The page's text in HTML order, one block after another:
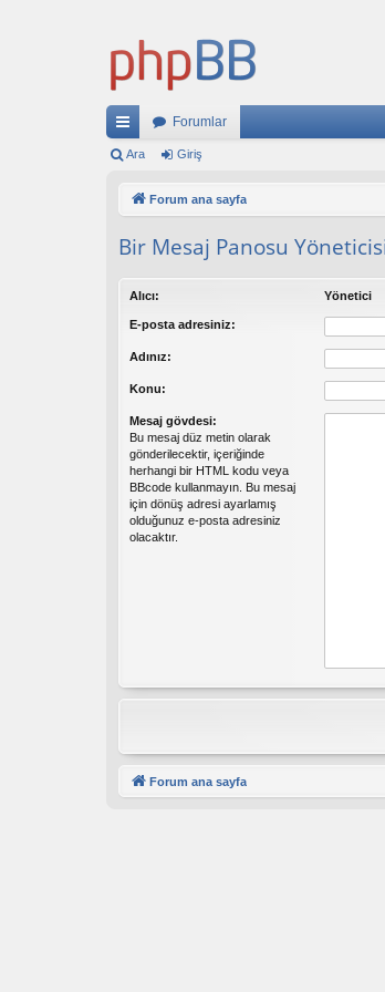
ızl
ğl
Forumlar
Ara Giriş
Forum ana sayfa
Bir Mesaj Panosu
Alıcı: Yönetici
E-posta adresiniz:
Adınız:
Konu:
Mesaj gövdesi:
Bu mesaj düz metin olarak
gönderilecektir, içeriğinde
herhangi bir HTML kodu veya
BBcode kullanmayın. Bu mesaj
için dönüş adresi ayarlamış
olduğunuz e-posta adresiniz
olacaktır.
Forum ana sayfa